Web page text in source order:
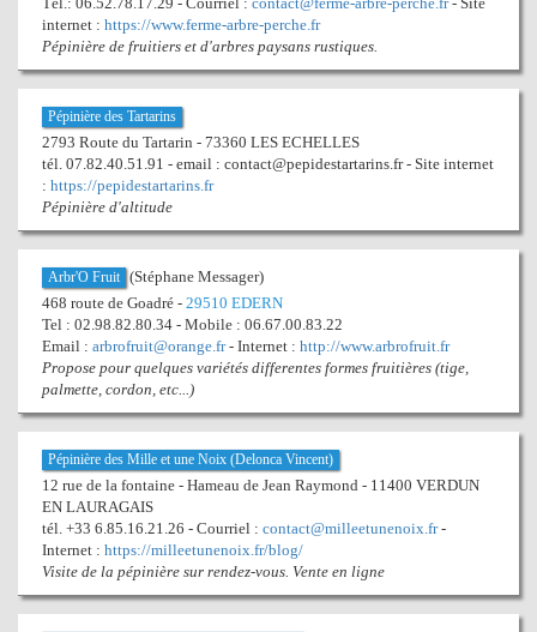
internet : https://www.ferme-arbre-perche.fr
Pépinière de fruitiers et d'arbres paysans rustiques.
Pépinière des Tartarins
2793 Route du Tartarin - 73360 LES ECHELLES
tél. 07.82.40.51.91 - email : contact@pepidestartarins.fr - Site internet
: https://pepidestartarins.fr
Pépinière d'altitude
Arbr'O Fruit (Stéphane Messager)
468 route de Goadré - 29510 EDERN
Tel : 02.98.82.80.34 - Mobile : 06.67.00.83.22
Email : arbrofruit@orange.fr- Internet : http://www.arbrofruit.fr
Propose pour quelques variétés differentes formes fruitières (tige,
palmette, cordon, etc...)
Pépinière des Mille et une Noix (Delonca Vincent)
12 rue de la fontaine - Hameau de Jean Raymond - 11400 VERDUN
EN LAURAGAIS
tél. +33 6.85.16.21.26 - Courriel : contact@milleetunenoix.fr-
Internet : https://milleetunenoix.fr/blog/
Visite de la pépinière sur rendez-vous. Vente en ligne